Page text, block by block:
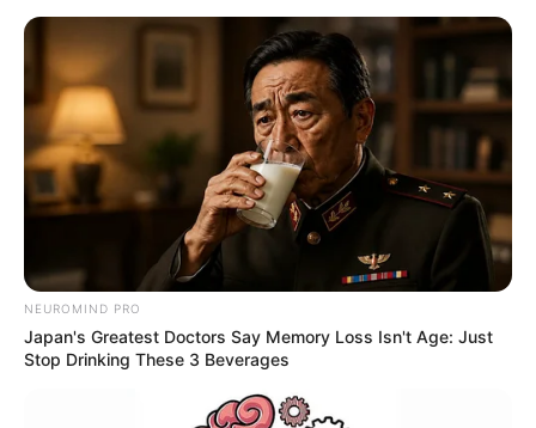
NEUROMIND PRO
Japan's Greatest Doctors Say Memory Loss Isn't Age: Just
Stop Drinking These 3 Beverages